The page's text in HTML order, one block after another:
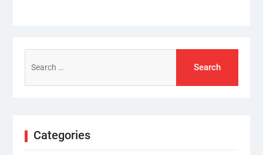
for:
Categories